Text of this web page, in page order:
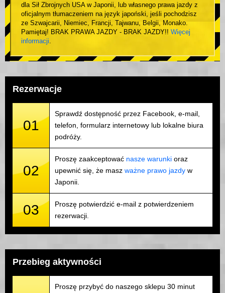
dla Sił Zbrojnych USA w Japonii, lub własnego prawa jazdy z
oficjalnym tłumaczeniem na język japoński, jeśli pochodzisz
ze Szwajcarii, Niemiec, Francji, Tajwanu, Belgii, Monako.
Pamiętaj! BRAK PRAWA JAZDY - BRAK JAZDY!! Więcej
informacji
Rezerwacje
01
Sprawdź dostępność przez Facebook, e-mail,
telefon, formularz internetowy lub lokalne biura
podróży.
02
Proszę zaakceptować nasze warunki oraz
upewnić się, że masz ważne prawo jazdy w
Japonii.
03
Proszę potwierdzić e-mail z potwierdzeniem
rezerwacji.
Przebieg aktywności
Proszę przybyć do naszego sklepu 30 minut